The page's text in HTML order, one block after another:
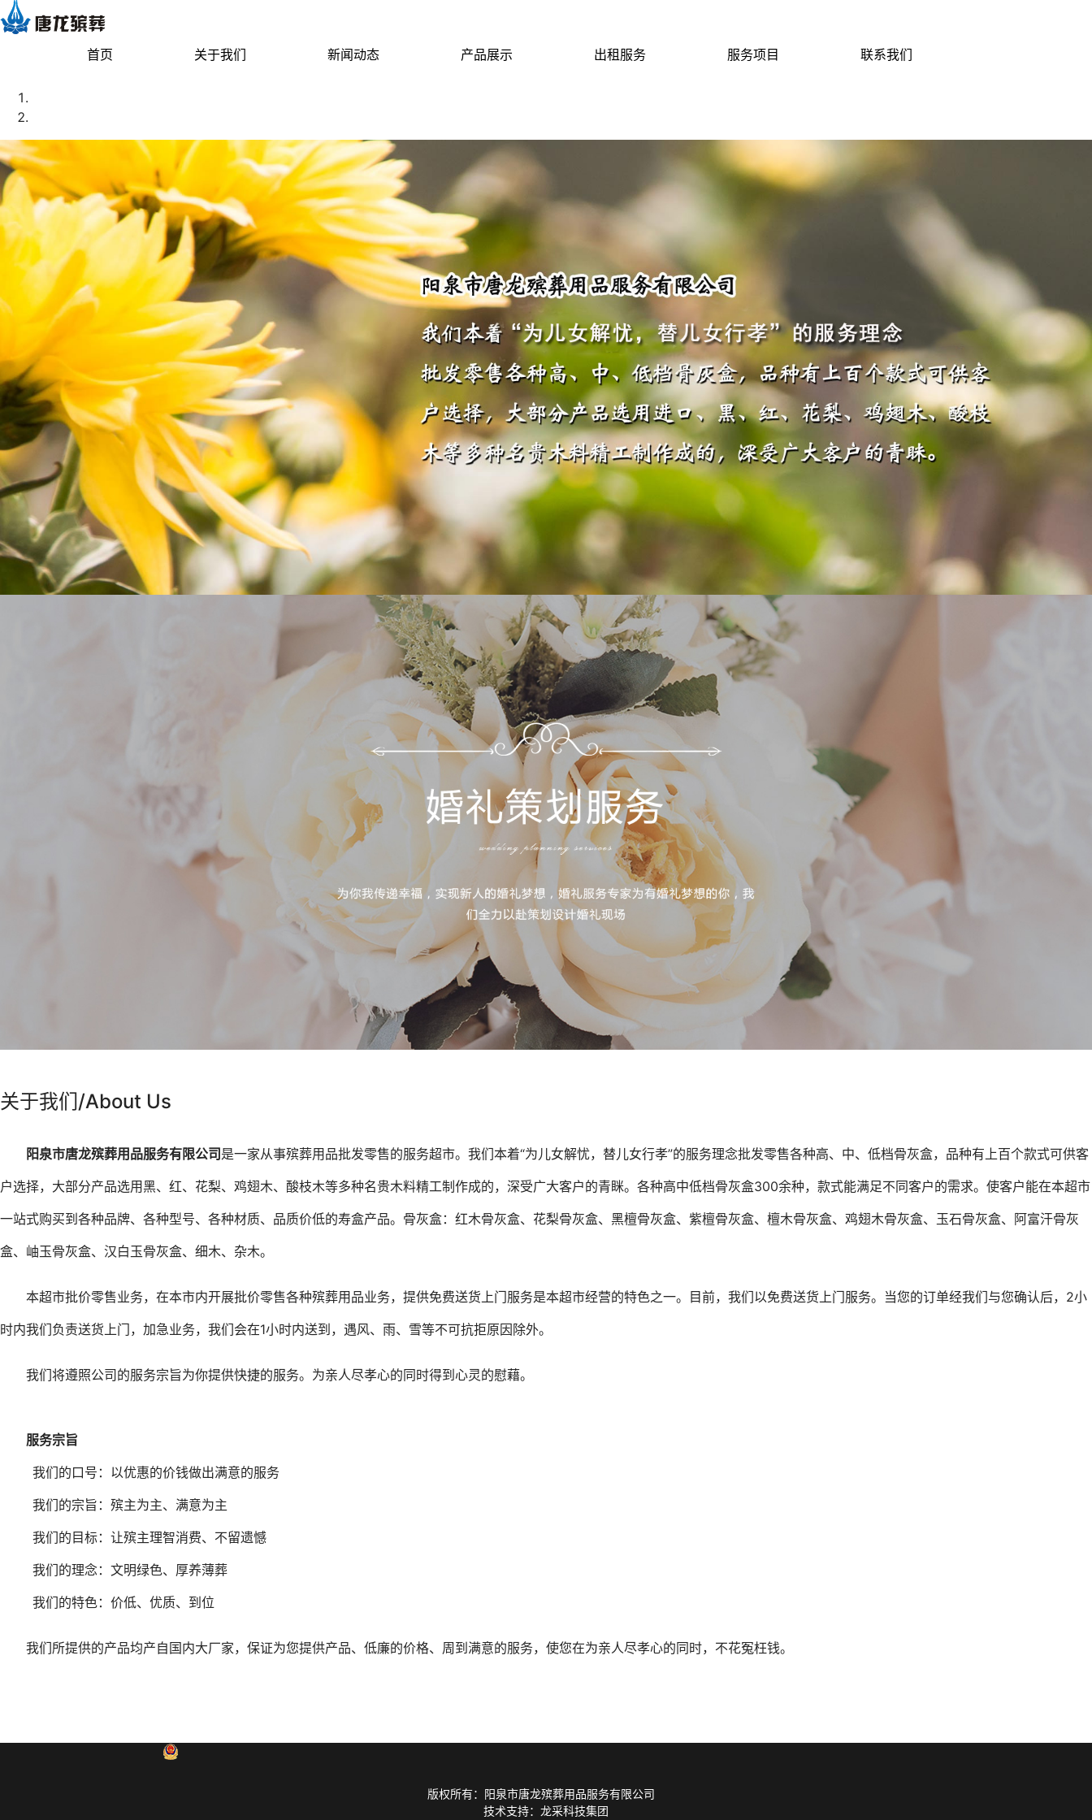
首页 关于我们 新闻动态 产品展示 出租服务 服务项目 联系我们
关于我们/About Us
阳泉市唐龙殡葬用品服务有限公司 是一家从事殡葬用品批发零售的服务超市。我们本着“为儿女解忧，替儿女行孝”的服务理念批发零售各种高、中、低档骨灰盒，品种有上百个款式可供客
户选择，大部分产品选用黑、红、花梨、鸡翅木、酸枝木等多种名贵木料精工制作成的，深受广大客户的青眯。各种高中低档骨灰盒300余种，款式能满足不同客户的需求。使客户能在本超市
一站式购买到各种品牌、各种型号、各种材质、品质价低的寿盒产品。骨灰盒：红木骨灰盒、花梨骨灰盒、黑檀骨灰盒、紫檀骨灰盒、檀木骨灰盒、鸡翅木骨灰盒、玉石骨灰盒、阿富汗骨灰
盒、岫玉骨灰盒、汉白玉骨灰盒、细木、杂木。
本超市批价零售业务，在本市内开展批价零售各种殡葬用品业务，提供免费送货上门服务是本超市经营的特色之一。目前，我们以免费送货上门服务。当您的订单经我们与您确认后，2小
时内我们负责送货上门，加急业务，我们会在1小时内送到，遇风、雨、雪等不可抗拒原因除外。
我们将遵照公司的服务宗旨为你提供快捷的服务。为亲人尽孝心的同时得到心灵的慰藉。
服务宗旨
我们的口号：以优惠的价钱做出满意的服务
我们的宗旨：殡主为主、满意为主
我们的目标：让殡主理智消费、不留遗憾
我们的理念：文明绿色、厚养薄葬
我们的特色：价低、优质、到位
我们所提供的产品均产自国内大厂家，保证为您提供产品、低廉的价格、周到满意的服务，使您在为亲人尽孝心的同时，不花冤枉钱。
版权所有：阳泉市唐龙殡葬用品服务有限公司
技术支持：龙采科技集团